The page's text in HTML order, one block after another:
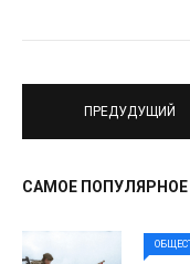
ПРЕДУДУЩИЙ
САМОЕ ПОПУЛЯРНОЕ